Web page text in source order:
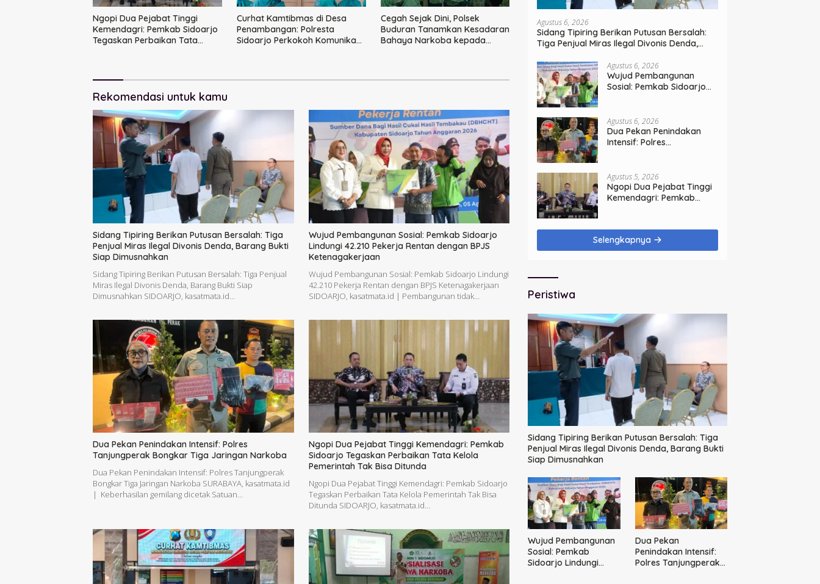
Ngopi Dua Pejabat Tinggi
Kemendagri: Pemkab Sidoarjo
Tegaskan Perbaikan Tata
Curhat Kamtibmas di Desa
Penambangan: Polresta
Sidoarjo Perkokoh Komunikasi,
Cegah Sejak Dini, Polsek
Buduran Tanamkan Kesadaran
Bahaya Narkoba kepada
Rekomendasi untuk kamu
Sidang Tipiring Berikan Putusan Bersalah: Tiga
Penjual Miras Ilegal Divonis Denda, Barang Bukti
Siap Dimusnahkan
Sidang Tipiring Berikan Putusan Bersalah: Tiga Penjual
Miras Ilegal Divonis Denda, Barang Bukti Siap
Dimusnahkan SIDOARJO, kasatmata.id…
Wujud Pembangunan Sosial: Pemkab Sidoarjo
Lindungi 42.210 Pekerja Rentan dengan BPJS
Ketenagakerjaan
Wujud Pembangunan Sosial: Pemkab Sidoarjo Lindungi
42.210 Pekerja Rentan dengan BPJS Ketenagakerjaan
SIDOARJO, kasatmata.id | Pembangunan tidak…
Dua Pekan Penindakan Intensif: Polres
Tanjungperak Bongkar Tiga Jaringan Narkoba
Dua Pekan Penindakan Intensif: Polres Tanjungperak
Bongkar Tiga Jaringan Narkoba SURABAYA, kasatmata.id
| Keberhasilan gemilang dicetak Satuan…
Ngopi Dua Pejabat Tinggi Kemendagri: Pemkab
Sidoarjo Tegaskan Perbaikan Tata Kelola
Pemerintah Tak Bisa Ditunda
Ngopi Dua Pejabat Tinggi Kemendagri: Pemkab Sidoarjo
Tegaskan Perbaikan Tata Kelola Pemerintah Tak Bisa
Ditunda SIDOARJO, kasatmata.id…
Agustus 6, 2026
Sidang Tipiring Berikan Putusan Bersalah:
Tiga Penjual Miras Ilegal Divonis Denda,
Agustus 6, 2026
Wujud Pembangunan
Sosial: Pemkab Sidoarjo
Ketenagakerjaan
Agustus 6, 2026
Dua Pekan Penindakan
Intensif: Polres
Agustus 5, 2026
Ngopi Dua Pejabat Tinggi
Kemendagri: Pemkab
Pemerintah Tak Bisa
Ditunda
Selengkapnya
Peristiwa
Sidang Tipiring Berikan Putusan Bersalah: Tiga
Penjual Miras Ilegal Divonis Denda, Barang Bukti
Siap Dimusnahkan
Wujud Pembangunan
Sosial: Pemkab
Sidoarjo Lindungi
Dua Pekan
Penindakan Intensif:
Polres Tanjungperak